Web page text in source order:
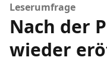
Leserumfrage
Nach der
wieder